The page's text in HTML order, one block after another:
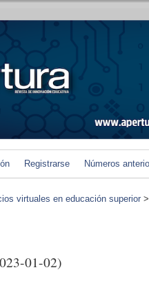
Registrarse Números
virtuales en educación superior
01-02)